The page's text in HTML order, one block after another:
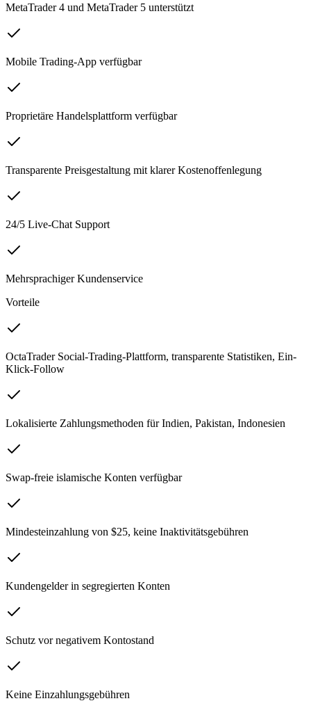
MetaTrader 4 und MetaTrader 5 unterstützt
Mobile Trading-App verfügbar
Proprietäre Handelsplattform verfügbar
Transparente Preisgestaltung mit klarer Kostenoffenlegung
24/5 Live-Chat Support
Mehrsprachiger Kundenservice
Vorteile
OctaTrader Social-Trading-Plattform, transparente Statistiken, Ein-
Klick-Follow
Lokalisierte Zahlungsmethoden für Indien, Pakistan, Indonesien
Swap-freie islamische Konten verfügbar
Mindesteinzahlung von $25, keine Inaktivitätsgebühren
Kundengelder in segregierten Konten
Schutz vor negativem Kontostand
Keine Einzahlungsgebühren